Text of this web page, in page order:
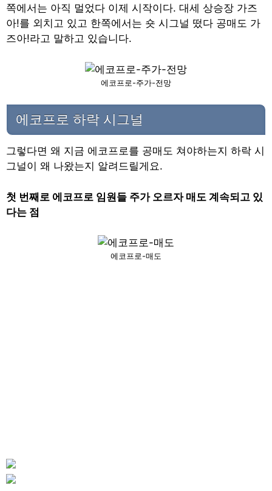
쪽에서는 아직 멀었다 이제 시작이다. 대세 상승장 가즈
아!를 외치고 있고 한쪽에서는 숏 시그널 떴다 공매도 가
즈아!라고 말하고 있습니다.
에코프로-주가-전망
에코프로 하락 시그널
그렇다면 왜 지금 에코프로를 공매도 쳐야하는지 하락 시
그널이 왜 나왔는지 알려드릴게요.
첫 번째로 에코프로 임원들 주가 오르자 매도 계속되고 있
다는 점
에코프로-매도